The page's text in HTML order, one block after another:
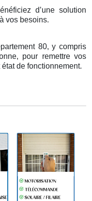
d’une solution
vos besoins.
80, y compris
pour remettre vos
de fonctionnement.